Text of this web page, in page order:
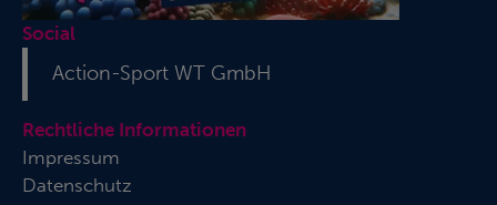
Social
Action-Sport WT GmbH
Rechtliche Informationen
Impressum
Datenschutz